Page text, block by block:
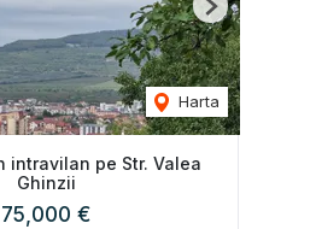
Harta
Next
intravilan pe Str. Valea
Ghinzii
75,000 €